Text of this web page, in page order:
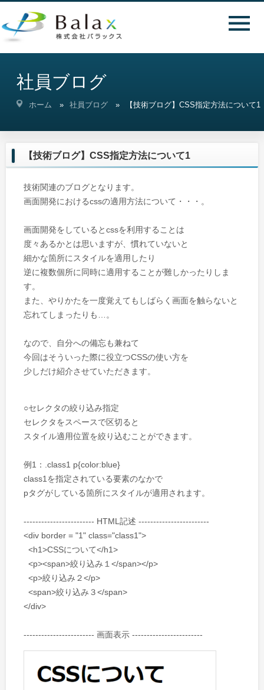
社員ブログ
ホーム 社員ブログ 【技術ブログ】CSS指定方法について1
【技術ブログ】CSS指定方法について1
技術関連のブログとなります。
画面開発におけるcssの適用方法について・・・。
画面開発をしているとcssを利用することは
度々あるかとは思いますが、慣れていないと
細かな箇所にスタイルを適用したり
逆に複数個所に同時に適用することが難しかったりしま
す。
また、やりかたを一度覚えてもしばらく画面を触らないと
忘れてしまったりも…。
なので、自分への備忘も兼ねて
今回はそういった際に役立つCSSの使い方を
少しだけ紹介させていただきます。
○セレクタの絞り込み指定
セレクタをスペースで区切ると
スタイル適用位置を絞り込むことができます。
例1：.class1 p{color:blue}
class1を指定されている要素のなかで
pタグがしている箇所にスタイルが適用されます。
------------------------ HTML記述 ------------------------
<div border = "1" class="class1">
<h1>CSSについて</h1>
<p><span>絞り込み１</span></p>
<p>絞り込み２</p>
<span>絞り込み３</span>
</div>
------------------------ 画面表示 ------------------------